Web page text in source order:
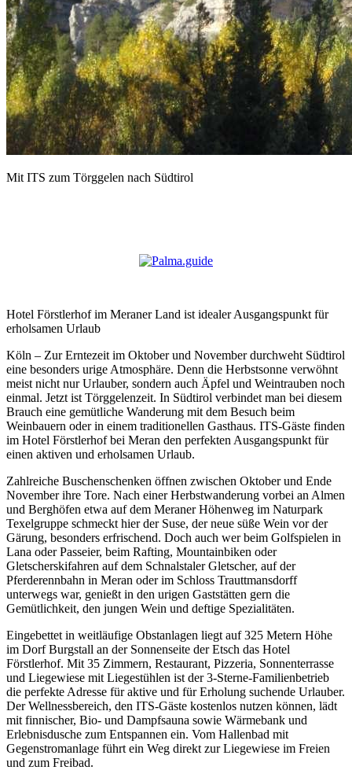
Mit ITS zum Törggelen nach Südtirol
Hotel Förstlerhof im Meraner Land ist idealer Ausgangspunkt für
erholsamen Urlaub
Köln – Zur Erntezeit im Oktober und November durchweht Südtirol
eine besonders urige Atmosphäre. Denn die Herbstsonne verwöhnt
meist nicht nur Urlauber, sondern auch Äpfel und Weintrauben noch
einmal. Jetzt ist Törggelenzeit. In Südtirol verbindet man bei diesem
Brauch eine gemütliche Wanderung mit dem Besuch beim
Weinbauern oder in einem traditionellen Gasthaus. ITS-Gäste finden
im Hotel Förstlerhof bei Meran den perfekten Ausgangspunkt für
einen aktiven und erholsamen Urlaub.
Zahlreiche Buschenschenken öffnen zwischen Oktober und Ende
November ihre Tore. Nach einer Herbstwanderung vorbei an Almen
und Berghöfen etwa auf dem Meraner Höhenweg im Naturpark
Texelgruppe schmeckt hier der Suse, der neue süße Wein vor der
Gärung, besonders erfrischend. Doch auch wer beim Golfspielen in
Lana oder Passeier, beim Rafting, Mountainbiken oder
Gletscherskifahren auf dem Schnalstaler Gletscher, auf der
Pferderennbahn in Meran oder im Schloss Trauttmansdorff
unterwegs war, genießt in den urigen Gaststätten gern die
Gemütlichkeit, den jungen Wein und deftige Spezialitäten.
Eingebettet in weitläufige Obstanlagen liegt auf 325 Metern Höhe
im Dorf Burgstall an der Sonnenseite der Etsch das Hotel
Förstlerhof. Mit 35 Zimmern, Restaurant, Pizzeria, Sonnenterrasse
und Liegewiese mit Liegestühlen ist der 3-Sterne-Familienbetrieb
die perfekte Adresse für aktive und für Erholung suchende Urlauber.
Der Wellnessbereich, den ITS-Gäste kostenlos nutzen können, lädt
mit finnischer, Bio- und Dampfsauna sowie Wärmebank und
Erlebnisdusche zum Entspannen ein. Vom Hallenbad mit
Gegenstromanlage führt ein Weg direkt zur Liegewiese im Freien
und zum Freibad.